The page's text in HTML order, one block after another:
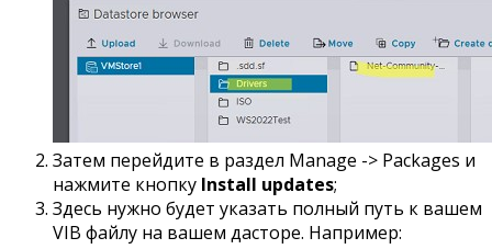
Затем перейдите в раздел Manage -> Packages и
нажмите кнопку Install updates;
Здесь нужно будет указать полный путь к вашем
VIB файлу на вашем дасторе. Например: